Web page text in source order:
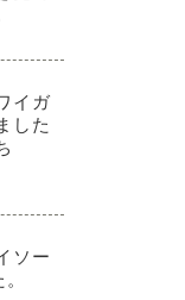
イガ
した
ソー